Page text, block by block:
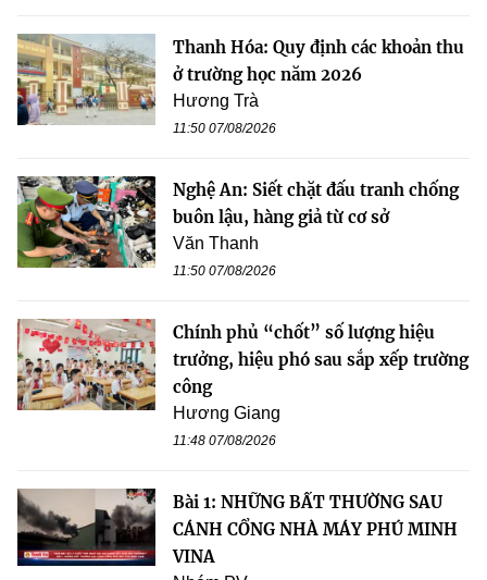
Thanh Hóa: Quy định các khoản thu
ở trường học năm 2026
Hương Trà
11:50 07/08/2026
Nghệ An: Siết chặt đấu tranh chống
buôn lậu, hàng giả từ cơ sở
Văn Thanh
11:50 07/08/2026
Chính phủ “chốt” số lượng hiệu
trưởng, hiệu phó sau sắp xếp trường
công
Hương Giang
11:48 07/08/2026
Bài 1: NHỮNG BẤT THƯỜNG SAU
CÁNH CỔNG NHÀ MÁY PHÚ MINH
VINA